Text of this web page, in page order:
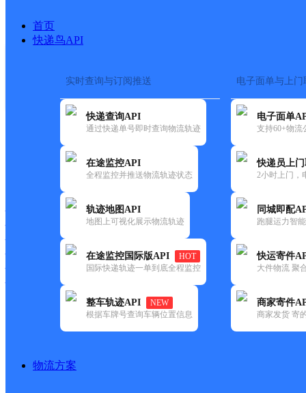
首页
快递鸟API
实时查询与订阅推送
快递查询API
通过快递单号即时查询物流轨迹
在途监控API
全程监控并推送物流轨迹状态
轨迹地图API
地图上可视化展示物流轨迹
在途监控国际版API
HOT
国际快递轨迹一单到底全程监控
整车轨迹API
NEW
根据车牌号查询车辆位置信息
电子面单与上门
电子面单
支持60+物流
快递员上
2小时上门，
同城即配
跑腿运力智
快运寄件
大件物流 聚
商家寄件
商家发货 寄
物流方案
快递大全> 快递网
快运大全 快递时效
网点筛选